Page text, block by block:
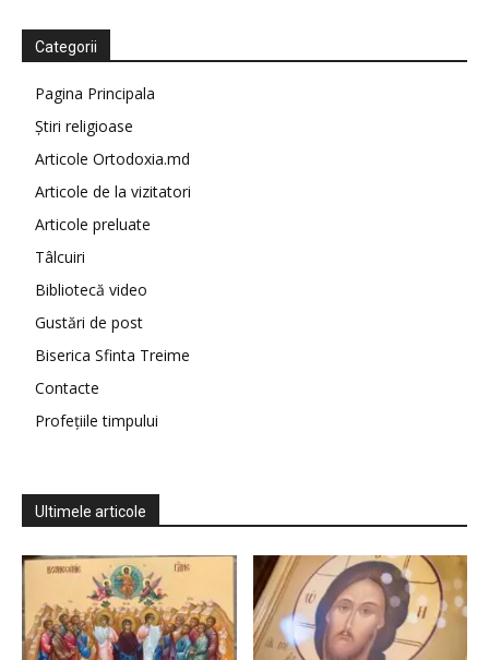
Categorii
Pagina Principala
Știri religioase
Articole Ortodoxia.md
Articole de la vizitatori
Articole preluate
Tâlcuiri
Bibliotecă video
Gustări de post
Biserica Sfinta Treime
Contacte
Profețiile timpului
Ultimele articole